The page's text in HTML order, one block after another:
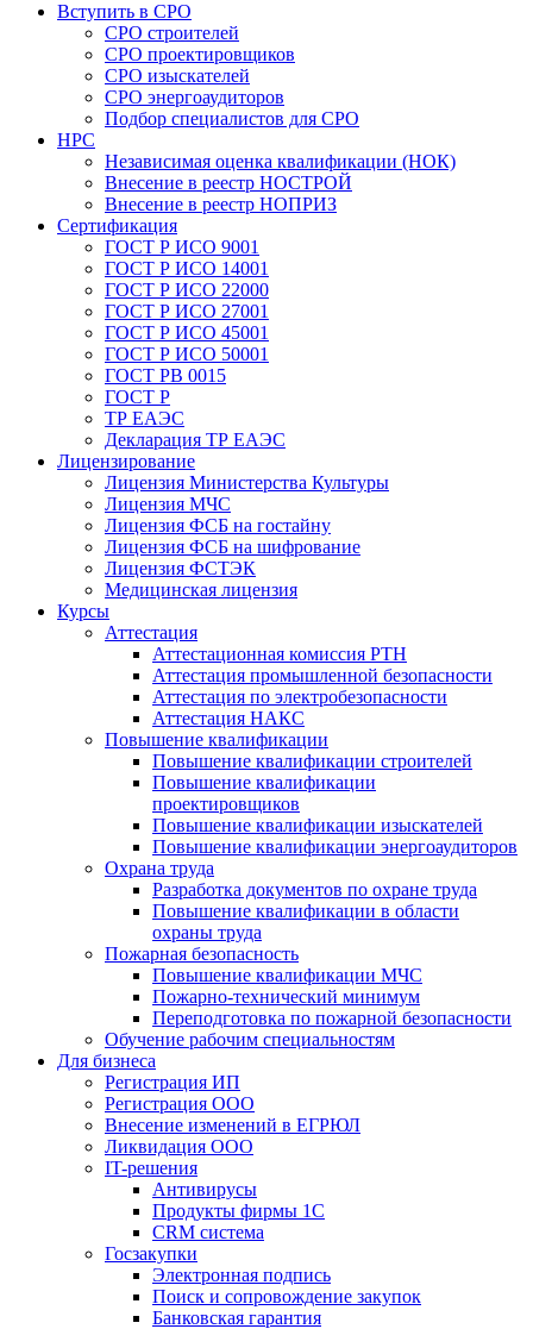
Вступить в СРО
СРО строителей
СРО проектировщиков
СРО изыскателей
СРО энергоаудиторов
Подбор специалистов для СРО
НРС
Независимая оценка квалификации (НОК)
Внесение в реестр НОСТРОЙ
Внесение в реестр НОПРИЗ
Сертификация
ГОСТ Р ИСО 9001
ГОСТ Р ИСО 14001
ГОСТ Р ИСО 22000
ГОСТ Р ИСО 27001
ГОСТ Р ИСО 45001
ГОСТ Р ИСО 50001
ГОСТ РВ 0015
ГОСТ Р
ТР ЕАЭС
Декларация ТР ЕАЭС
Лицензирование
Лицензия Министерства Культуры
Лицензия МЧС
Лицензия ФСБ на гостайну
Лицензия ФСБ на шифрование
Лицензия ФСТЭК
Медицинская лицензия
Курсы
Аттестация
Аттестационная комиссия РТН
Аттестация промышленной безопасности
Аттестация по электробезопасности
Аттестация НАКС
Повышение квалификации
Повышение квалификации строителей
Повышение квалификации
проектировщиков
Повышение квалификации изыскателей
Повышение квалификации энергоаудиторов
Охрана труда
Разработка документов по охране труда
Повышение квалификации в области
охраны труда
Пожарная безопасность
Повышение квалификации МЧС
Пожарно-технический минимум
Переподготовка по пожарной безопасности
Обучение рабочим специальностям
Для бизнеса
Регистрация ИП
Регистрация ООО
Внесение изменений в ЕГРЮЛ
Ликвидация ООО
IT-решения
Антивирусы
Продукты фирмы 1C
CRM система
Госзакупки
Электронная подпись
Поиск и сопровождение закупок
Банковская гарантия